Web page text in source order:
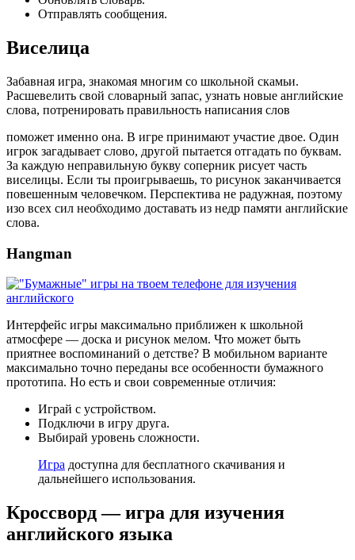
Отправлять сообщения.
Виселица
Забавная игра, знакомая многим со школьной скамьи.
Расшевелить свой словарный запас, узнать новые английские
слова, потренировать правильность написания слов
поможет именно она. В игре принимают участие двое. Один
игрок загадывает слово, другой пытается отгадать по буквам.
За каждую неправильную букву соперник рисует часть
виселицы. Если ты проигрываешь, то рисунок заканчивается
повешенным человечком. Перспектива не радужная, поэтому
изо всех сил необходимо доставать из недр памяти английские
слова.
Hangman
Интерфейс игры максимально приближен к школьной
атмосфере — доска и рисунок мелом. Что может быть
приятнее воспоминаний о детстве? В мобильном варианте
максимально точно переданы все особенности бумажного
прототипа. Но есть и свои современные отличия:
Играй с устройством.
Подключи в игру друга.
Выбирай уровень сложности.
Игра доступна для бесплатного скачивания и
дальнейшего использования.
Кроссворд — игра для изучения
английского языка